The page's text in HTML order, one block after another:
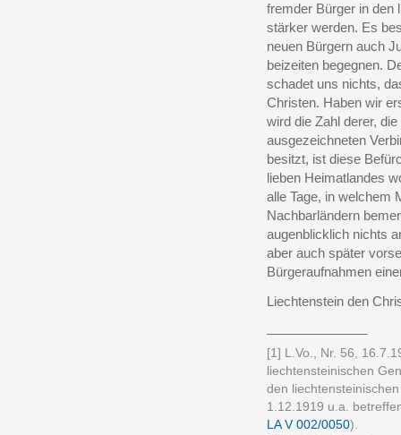
fremder Bürger in den
stärker werden. Es
neuen Bürgern auch
beizeiten begegnen.
schadet uns nichts,
Christen. Haben wir
wird die Zahl derer,
ausgezeichneten
besitzt, ist diese
lieben Heimatlandes
alle Tage, in welchem
Nachbarländern
augenblicklich nichts
aber auch später
Bürgeraufnahmen
Liechtenstein den
[1] L.Vo., Nr. 56,
liechtensteinischen
den
1.12.1919 u.a.
LA V 002/0050).